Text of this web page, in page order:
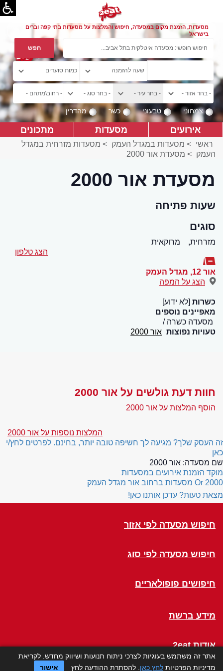
מסעדות, הזמנת מקום במסעדה, חיפוש והמלצות על מסעדות בתי קפה וברים
בישראל
צמחוני טבעוני כשר מהדרין
אירועים מסעדות מתכונים
ראשי > מסעדות במגדל העמק > מסעדות מזרחית במגדל
העמק > מסעדת אור 2000
מסעדת אור 2000
שעות פתיחה
סוגים
מזרחית,
מרוקאית
הצג טלפון
אור 12 , מגדל העמק
הצג על המפה
כשרות [לא ידוע]
מאפיינים נוספים
מסעדה כשרה
טעויות נפוצות אור 2000
חוות דעת גולשים על אור 2000
הוסף המלצות על אור 2000
המלצות נוספות על אור 2000
זה העסק שלך? מגיעה לך חשיפה טובה יותר, בחינם. לפרטים לחץ/י
כאן
שם מסעדה: אור 2000
מוקד הזמנת אירועים במסעדות
Or 2000 מסעדות ברחוב אור מגדל העמק
מצאת טעות? עדכן אותנו כאן!
חיפוש מסעדה לפי אזור
חיפוש מסעדה לפי סוג
חיפושים פופולאריים
מידע ברשת
אודות 2eat
אתר זה משתמש בעוגיות לצרכי ניתוח תנועות ושיווק מחדש. לקריאת
מדיניות הפרטיות לחץ כאן . להסתרת ההודעה לחץ אישור